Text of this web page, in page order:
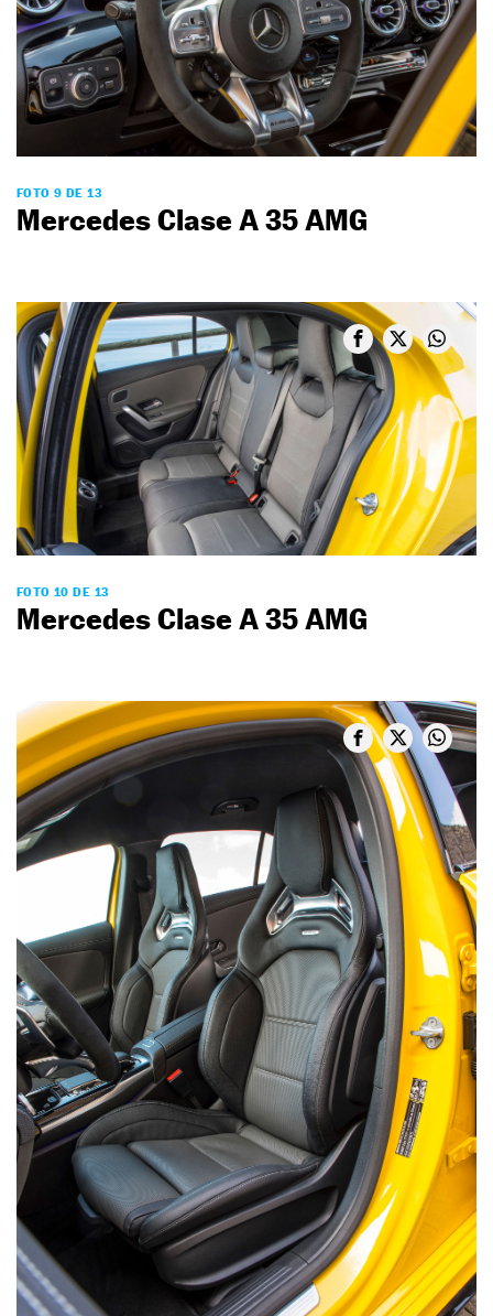
FOTO 9 DE 13
Mercedes Clase A 35 AMG
FOTO 10 DE 13
Mercedes Clase A 35 AMG